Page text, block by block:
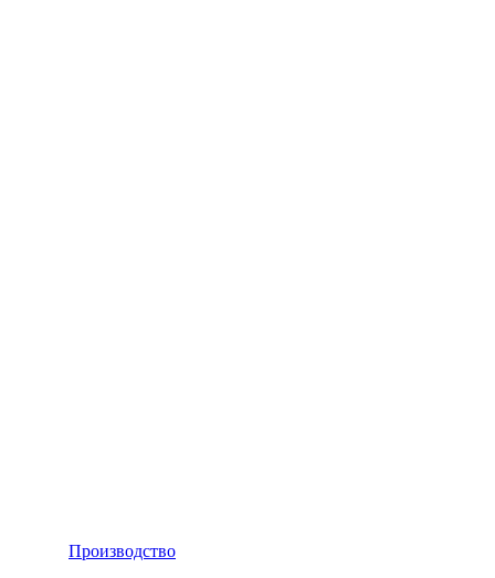
Производство